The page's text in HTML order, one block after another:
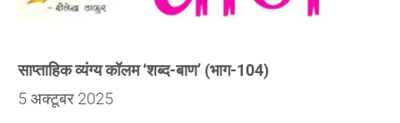
साप्ताहिक व्यंग्य कॉलम ‘शब्द-बाण’ (भाग-104)
5 अक्टूबर 2025